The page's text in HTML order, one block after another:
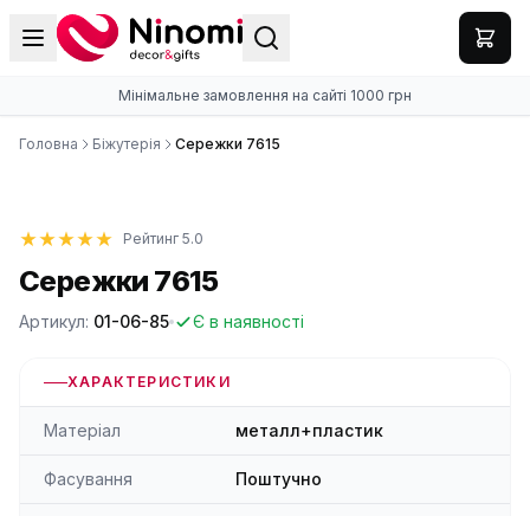
Мінімальне замовлення на сайті 1000 грн
Головна Біжутерія Сережки 7615
Рейтинг 5.0
Сережки 7615
Артикул: 01-06-85 Є в наявності
ХАРАКТЕРИСТИКИ
Матеріал металл+пластик
Фасування Поштучно